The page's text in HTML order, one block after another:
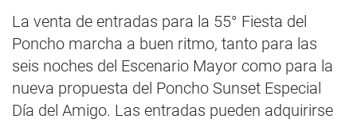
La venta de entradas para la 55° Fiesta del
Poncho marcha a buen ritmo, tanto para las
seis noches del Escenario Mayor como para la
nueva propuesta del Poncho Sunset Especial
Día del Amigo. Las entradas pueden adquirirse